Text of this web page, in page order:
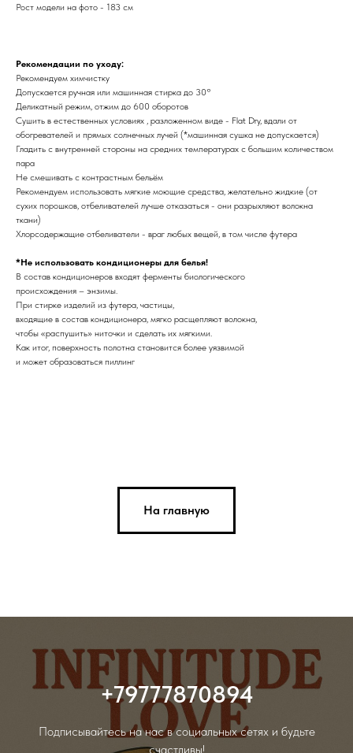
Рост модели на фото - 183 см
Рекомендации по уходу:
Рекомендуем химчистку
Допускается ручная или машинная стирка до 30°
Деликатный режим, отжим до 600 оборотов
Сушить в естественных условиях , разложенном виде - Flat Dry, вдали от
обогревателей и прямых солнечных лучей (*машинная сушка не допускается)
Гладить с внутренней стороны на средних температурах с большим количеством
пара
Не смешивать с контрастным бельём
Рекомендуем использовать мягкие моющие средства, желательно жидкие (от
сухих порошков, отбеливателей лучше отказаться - они разрыхляют волокна
ткани)
Хлорсодержащие отбеливатели - враг любых вещей, в том числе футера
*Не использовать кондиционеры для белья!
В состав кондиционеров входят ферменты биологического
происхождения – энзимы.
При стирке изделий из футера, частицы,
входящие в состав кондиционера, мягко расщепляют волокна,
чтобы «распушить» ниточки и сделать их мягкими.
Как итог, поверхность полотна становится более уязвимой
и может образоваться пиллинг
На главную
+79777870894
Подписывайтесь на нас в социальных сетях и будьте
счастливы!